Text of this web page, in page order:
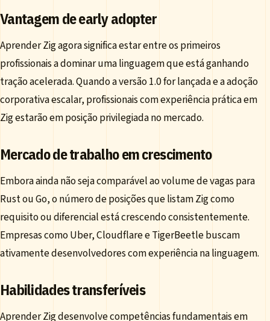
Vantagem de early adopter
Aprender Zig agora significa estar entre os primeiros
profissionais a dominar uma linguagem que está ganhando
tração acelerada. Quando a versão 1.0 for lançada e a adoção
corporativa escalar, profissionais com experiência prática em
Zig estarão em posição privilegiada no mercado.
Mercado de trabalho em crescimento
Embora ainda não seja comparável ao volume de vagas para
Rust ou Go, o número de posições que listam Zig como
requisito ou diferencial está crescendo consistentemente.
Empresas como Uber, Cloudflare e TigerBeetle buscam
ativamente desenvolvedores com experiência na linguagem.
Habilidades transferíveis
Aprender Zig desenvolve competências fundamentais em